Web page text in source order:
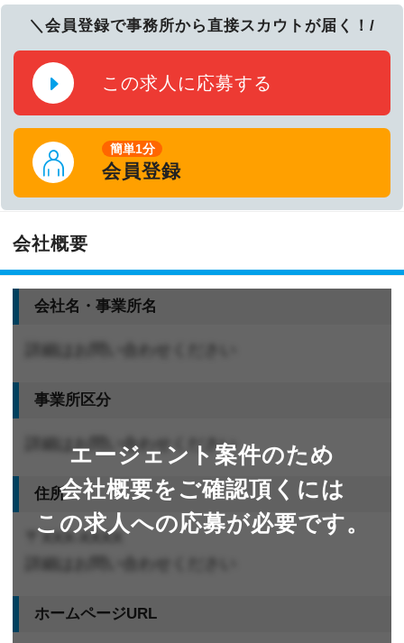
＼会員登録で事務所から直接スカウトが届く！/
この求人に応募する
簡単1分
会員登録
会社概要
エージェント案件のため
会社概要をご確認頂くには
この求人への応募が必要です。
会社名・事業所名
事業所区分
詳細はお問い合わせください
住所
〒XXX-XXXX
ホームページURL